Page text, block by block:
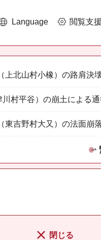
Language 閲覧支援
上北山村小橡）の路肩決
川村平谷）の崩土による
東吉野村大又）の法面崩
閉じる